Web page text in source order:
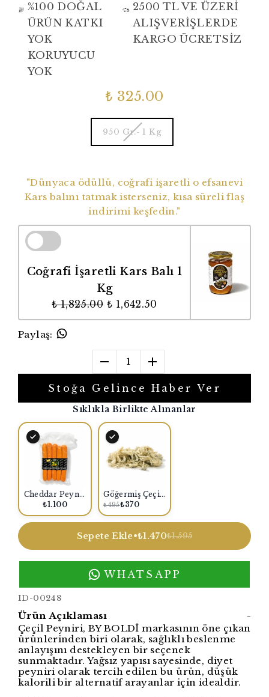
%100 DOĞAL
ÜRÜN KATKI
YOK
KORUYUCU
YOK
2500 TL VE ÜZERİ
ALIŞVERİŞLERDE
KARGO ÜCRETSİZ
₺ 325.00
950 Gr.- 1 Kg
"Dünyaca ödüllü, coğrafi işaretli o efsanevi
Kars balını tatmak isterseniz, kısa süreli flaş
indirimi keşfedin."
Coğrafi İşaretli Kars Balı 1
Kg
₺ 1,825.00 ₺ 1,642.50
Paylaş:
1
Stoğa Gelince Haber Ver
Sıklıkla Birlikte Alınanlar
Cheddar Peynirli Sosis 5'li 500 Gr.
₺1.100
Göğermiş Çeçil Peyniri 500 Gr.
₺495₺370
Sepete Ekle•₺1.470₺1.595
WHATSAPP
ID-00248
Ürün Açıklaması
-
Çeçil Peyniri, BY BOLDİ markasının öne çıkan
ürünlerinden biri olarak, sağlıklı beslenme
anlayışını destekleyen bir seçenek
sunmaktadır. Yağsız yapısı sayesinde, diyet
peyniri olarak tercih edilen bu ürün, düşük
kalorili bir alternatif arayanlar için idealdir.